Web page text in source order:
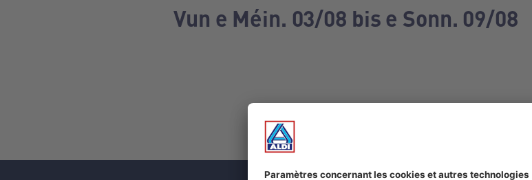
Vun e Méin. 03/08 bis e Sonn. 09/08